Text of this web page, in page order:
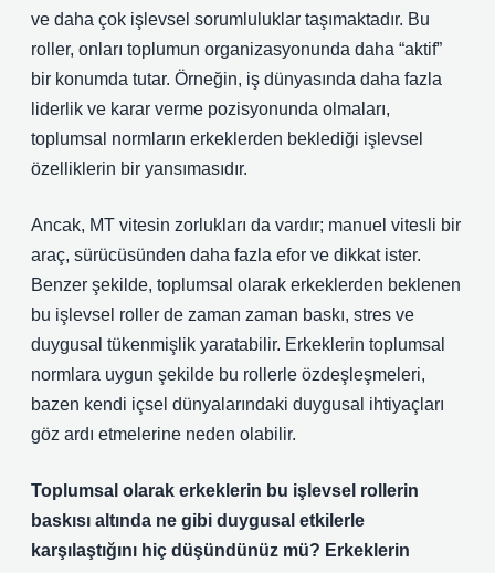
ve daha çok işlevsel sorumluluklar taşımaktadır. Bu
roller, onları toplumun organizasyonunda daha “aktif”
bir konumda tutar. Örneğin, iş dünyasında daha fazla
liderlik ve karar verme pozisyonunda olmaları,
toplumsal normların erkeklerden beklediği işlevsel
özelliklerin bir yansımasıdır.
Ancak, MT vitesin zorlukları da vardır; manuel vitesli bir
araç, sürücüsünden daha fazla efor ve dikkat ister.
Benzer şekilde, toplumsal olarak erkeklerden beklenen
bu işlevsel roller de zaman zaman baskı, stres ve
duygusal tükenmişlik yaratabilir. Erkeklerin toplumsal
normlara uygun şekilde bu rollerle özdeşleşmeleri,
bazen kendi içsel dünyalarındaki duygusal ihtiyaçları
göz ardı etmelerine neden olabilir.
Toplumsal olarak erkeklerin bu işlevsel rollerin
baskısı altında ne gibi duygusal etkilerle
karşılaştığını hiç düşündünüz mü? Erkeklerin